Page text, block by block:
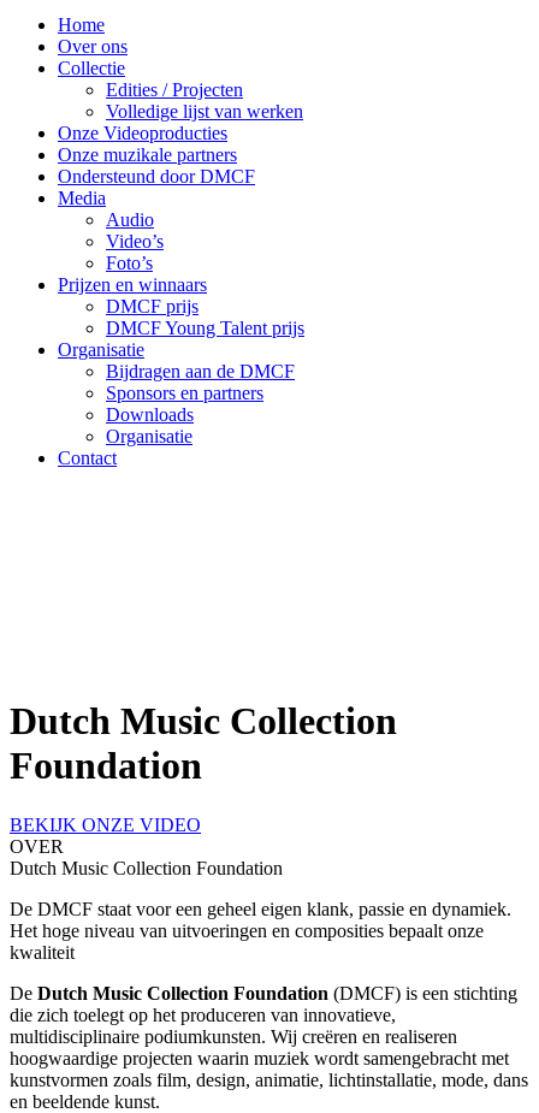
Home
Over ons
Collectie
Edities / Projecten
Volledige lijst van werken
Onze Videoproducties
Onze muzikale partners
Ondersteund door DMCF
Media
Audio
Video’s
Foto’s
Prijzen en winnaars
DMCF prijs
DMCF Young Talent prijs
Organisatie
Bijdragen aan de DMCF
Sponsors en partners
Downloads
Organisatie
Contact
Dutch Music Collection
Foundation
BEKIJK ONZE VIDEO
OVER
Dutch Music Collection Foundation
De DMCF staat voor een geheel eigen klank, passie en dynamiek.
Het hoge niveau van uitvoeringen en composities bepaalt onze
kwaliteit
De Dutch Music Collection Foundation (DMCF) is een stichting
die zich toelegt op het produceren van innovatieve,
multidisciplinaire podiumkunsten. Wij creëren en realiseren
hoogwaardige projecten waarin muziek wordt samengebracht met
kunstvormen zoals film, design, animatie, lichtinstallatie, mode, dans
en beeldende kunst.